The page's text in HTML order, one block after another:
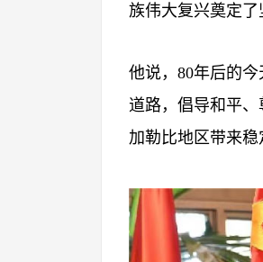
族伟大复兴奠定了
他说， 80年后的
道路，倡导和平
加勒比地区带来稳